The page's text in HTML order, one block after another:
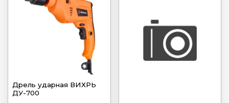
Дрель ударная ВИХРЬ
ДУ-700